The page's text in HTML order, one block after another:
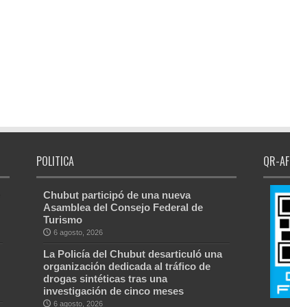
POLITICA
Chubut participó de una nueva
Asamblea del Consejo Federal de
Turismo
6 agosto, 2026
La Policía del Chubut desarticuló una
organización dedicada al tráfico de
drogas sintéticas tras una
investigación de cinco meses
6 agosto, 2026
QR-